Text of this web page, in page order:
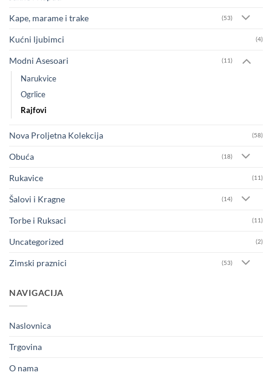
Kape, marame i trake (53)
Kućni ljubimci (4)
Modni Asesoari (11)
Narukvice
Ogrlice
Rajfovi
Nova Proljetna Kolekcija (58)
Obuća (18)
Rukavice (11)
Šalovi i Kragne (14)
Torbe i Ruksaci (11)
Uncategorized (2)
Zimski praznici (53)
NAVIGACIJA
Naslovnica
Trgovina
O nama